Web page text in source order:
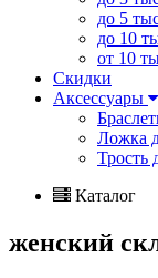
до 5
до 10
от 10
Скидки
Аксессуары
Ложка
Трость
Каталог
женский